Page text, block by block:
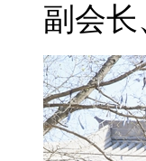
副会